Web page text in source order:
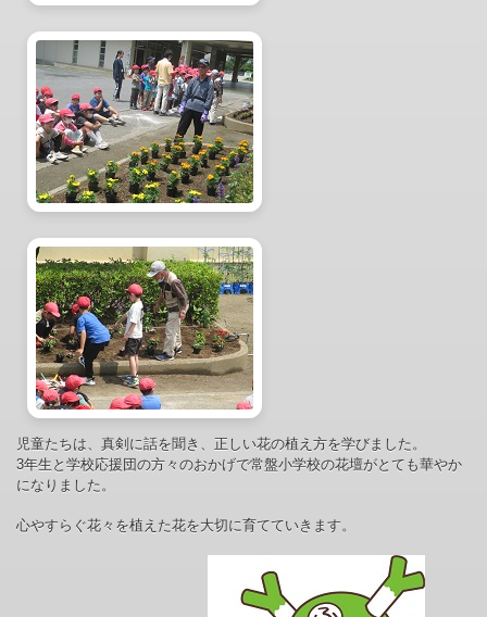
児童たちは、真剣に話を聞き、正しい花の植え方を学びました。
3年生と学校応援団の方々のおかげで常盤小学校の花壇がとても華やか
になりました。
心やすらぐ花々を植えた花を大切に育てていきます。